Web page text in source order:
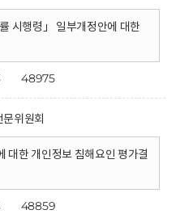
시행령」 일부개정안에 대한
48975
위원회
대한 개인정보 침해요인 평가결
48859